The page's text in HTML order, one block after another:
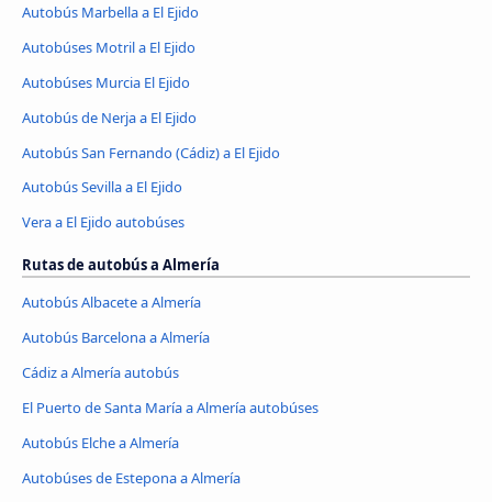
Autobús Marbella a El Ejido
Autobúses Motril a El Ejido
Autobúses Murcia El Ejido
Autobús de Nerja a El Ejido
Autobús San Fernando (Cádiz) a El Ejido
Autobús Sevilla a El Ejido
Vera a El Ejido autobúses
Rutas de autobús a Almería
Autobús Albacete a Almería
Autobús Barcelona a Almería
Cádiz a Almería autobús
El Puerto de Santa María a Almería autobúses
Autobús Elche a Almería
Autobúses de Estepona a Almería